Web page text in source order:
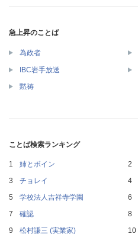
急上昇のことば
為政者
IBC岩手放送
黙祷
ことば検索ランキング
姉とボイン
チョレイ
学校法人吉祥寺学園
確認
松村謙三 (実業家)